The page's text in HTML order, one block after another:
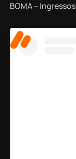
BOMA – Ingressos